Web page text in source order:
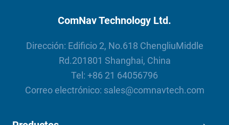
ComNav Technology Ltd.
Dirección: Edificio 2, No.618 ChengliuMiddle
Rd.201801 Shanghai, China
Tel: +86 21 64056796
Correo electrónico: sales@comnavtech.com